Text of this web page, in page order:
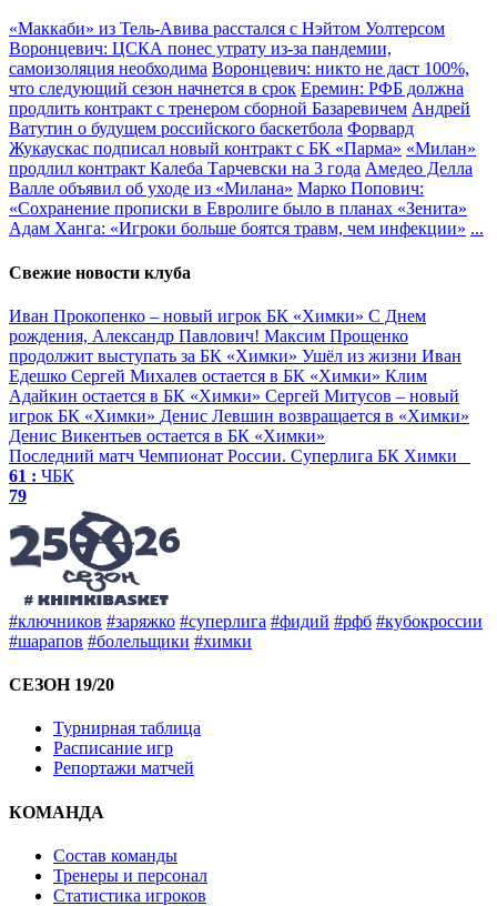
«Маккаби» из Тель-Авива расстался с Нэйтом Уолтерсом
Воронцевич: ЦСКА понес утрату из-за пандемии,
самоизоляция необходима Воронцевич: никто не даст 100%,
что следующий сезон начнется в срок Еремин: РФБ должна
продлить контракт с тренером сборной Базаревичем Андрей
Ватутин о будущем российского баскетбола Форвард
Жукаускас подписал новый контракт с БК «Парма» «Милан»
продлил контракт Калеба Тарчевски на 3 года Амедео Делла
Валле объявил об уходе из «Милана» Марко Попович:
«Сохранение прописки в Евролиге было в планах «Зенита»
Адам Ханга: «Игроки больше боятся травм, чем инфекции» ...
Свежие новости клуба
Иван Прокопенко – новый игрок БК «Химки» С Днем
рождения, Александр Павлович! Максим Прощенко
продолжит выступать за БК «Химки» Ушёл из жизни Иван
Едешко Сергей Михалев остается в БК «Химки» Клим
Адайкин остается в БК «Химки» Сергей Митусов – новый
игрок БК «Химки» Денис Левшин возвращается в «Химки»
Денис Викентьев остается в БК «Химки»
Последний матч Чемпионат России. Суперлига БК Химки
61 : ЧБК
79
#ключников #заряжко #суперлига #фидий #рфб #кубокроссии
#шарапов #болельщики #химки
СЕЗОН 19/20
Турнирная таблица
Расписание игр
Репортажи матчей
КОМАНДА
Состав команды
Тренеры и персонал
Статистика игроков